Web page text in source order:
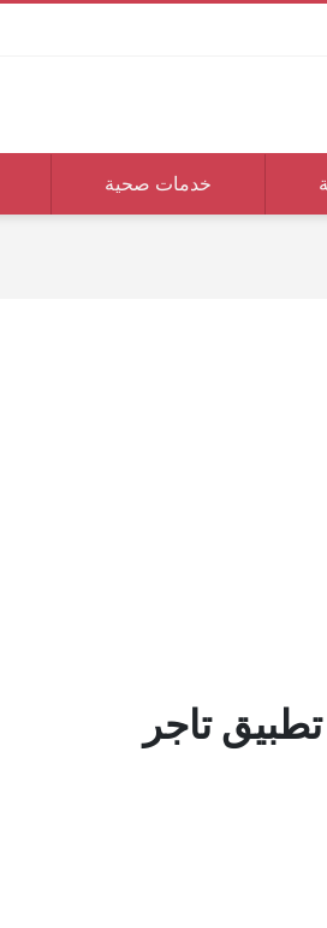
خدمات صحية
تاجر